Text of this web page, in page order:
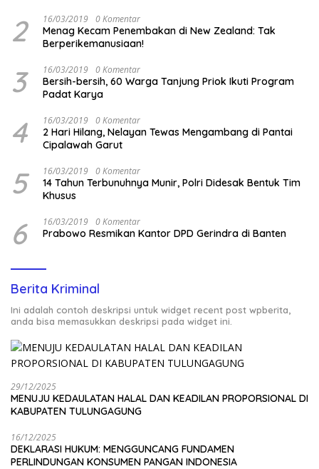
2 16/03/2019 0 Komentar
Menag Kecam Penembakan di New Zealand: Tak
Berperikemanusiaan!
3 16/03/2019 0 Komentar
Bersih-bersih, 60 Warga Tanjung Priok Ikuti Program
Padat Karya
4 16/03/2019 0 Komentar
2 Hari Hilang, Nelayan Tewas Mengambang di Pantai
Cipalawah Garut
5 16/03/2019 0 Komentar
14 Tahun Terbunuhnya Munir, Polri Didesak Bentuk Tim
Khusus
6 16/03/2019 0 Komentar
Prabowo Resmikan Kantor DPD Gerindra di Banten
Berita Kriminal
Ini adalah contoh deskripsi untuk widget recent post wpberita,
anda bisa memasukkan deskripsi pada widget ini.
29/12/2025
MENUJU KEDAULATAN HALAL DAN KEADILAN PROPORSIONAL DI
KABUPATEN TULUNGAGUNG
16/12/2025
DEKLARASI HUKUM: MENGGUNCANG FUNDAMEN
PERLINDUNGAN KONSUMEN PANGAN INDONESIA